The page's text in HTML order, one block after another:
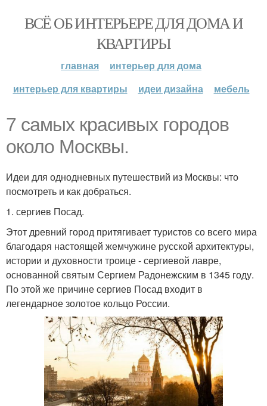
ВСЁ ОБ ИНТЕРЬЕРЕ ДЛЯ ДОМА И
КВАРТИРЫ
главная
интерьер для дома
интерьер для квартиры
идеи дизайна мебель
7 самых красивых городов
около Москвы.
Идеи для однодневных путешествий из Москвы: что
посмотреть и как добраться.
1. сергиев Посад.
Этот древний город притягивает туристов со всего мира
благодаря настоящей жемчужине русской архитектуры,
истории и духовности троице - сергиевой лавре,
основанной святым Сергием Радонежским в 1345 году.
По этой же причине сергиев Посад входит в
легендарное золотое кольцо России.